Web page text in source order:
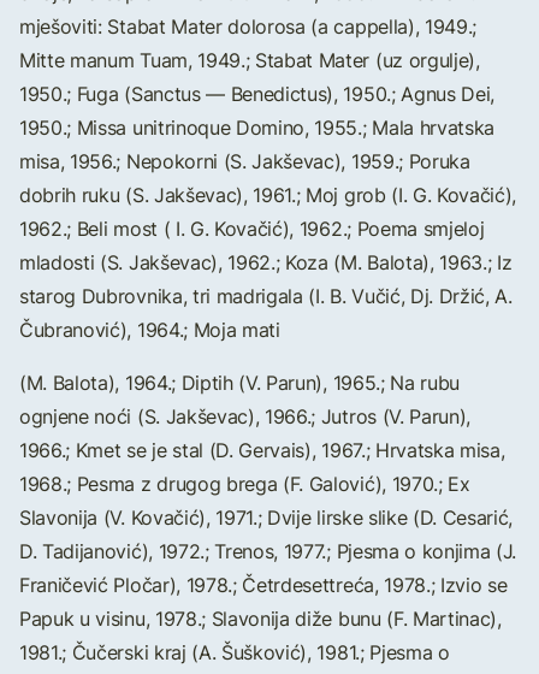
mješoviti: Stabat Mater dolorosa (a cappella), 1949.;
Mitte manum Tuam, 1949.; Stabat Mater (uz orgulje),
1950.; Fuga (Sanctus — Benedictus), 1950.; Agnus Dei,
1950.; Missa unitrinoque Domino, 1955.; Mala hrvatska
misa, 1956.; Nepokorni (S. Jakševac), 1959.; Poruka
dobrih ruku (S. Jakševac), 1961.; Moj grob (I. G. Kovačić),
1962.; Beli most ( I. G. Kovačić), 1962.; Poema smjeloj
mladosti (S. Jakševac), 1962.; Koza (M. Balota), 1963.; Iz
starog Dubrovnika, tri madrigala (I. B. Vučić, Dj. Držić, A.
Čubranović), 1964.; Moja mati
(M. Balota), 1964.; Diptih (V. Parun), 1965.; Na rubu
ognjene noći (S. Jakševac), 1966.; Jutros (V. Parun),
1966.; Kmet se je stal (D. Gervais), 1967.; Hrvatska misa,
1968.; Pesma z drugog brega (F. Galović), 1970.; Ex
Slavonija (V. Kovačić), 1971.; Dvije lirske slike (D. Cesarić,
D. Tadijanović), 1972.; Trenos, 1977.; Pjesma o konjima (J.
Franičević Pločar), 1978.; Četrdesettreća, 1978.; Izvio se
Papuk u visinu, 1978.; Slavonija diže bunu (F. Martinac),
1981.; Čučerski kraj (A. Šušković), 1981.; Pjesma o